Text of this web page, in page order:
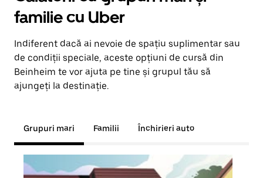
familie cu Uber
Indiferent dacă ai nevoie de spațiu suplimentar sau
de condiții speciale, aceste opțiuni de cursă din
Beinheim te vor ajuta pe tine și grupul tău să
ajungeți la destinație.
Grupuri mari Familii Închirieri auto